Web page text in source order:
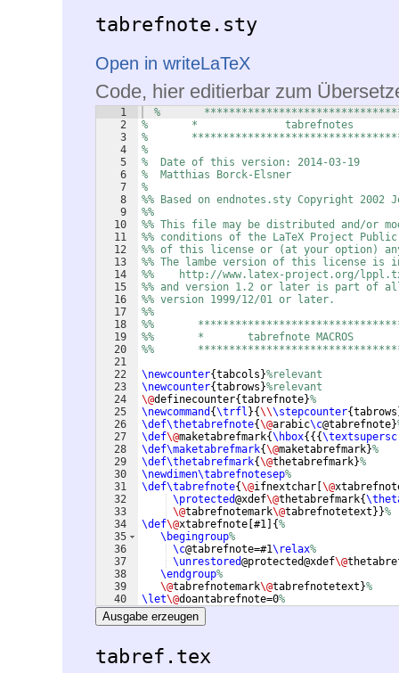
tabrefnote.sty
Open in writeLaTeX
Code, hier editierbar zum
1
2
3
4
5
6
7
8
9
10
11
12
13
14
15
16
17
18
19
20
21
22
23
24
25
26
27
28
29
30
31
32
33
34
35
36
37
38
39
40
41
%
%       *              tabrefnotes
%
%
%  Date of this version: 2014-03-19
%  Matthias Borck-Elsner
%
%% Based on endnotes.sty Copyright 2002
%%
%% This file may be distributed and/or
%% conditions of the LaTeX Project
%% of this license or (at your option)
%% The lambe version of this license is
%%    http://www.latex-project.org/
%% and version 1.2 or later is part of
%% version 1999/12/01 or later.
%%
%%
%%       *       tabrefnote MACROS
%%
\newcounter{tabcols }%relevant
\newcounter{tabrows }%relevant
\@definecounter{tabrefnote}%
\newcommand {\trfl }{\\\stepcounter{tabrows
\def\thetabrefnote{\@arabic\c@tabrefnote}
\def\@maketabrefmark{\hbox{{{
\def\maketabrefmark{\@maketabrefmark}%
\def\thetabrefmark{\@thetabrefmark}%
\newdimen\tabrefnotesep%
\def\tabrefnote{\@ifnextchar \@
\protected@xdef\@thetabrefmark{
\@tabrefnotemark\@tabrefnotetext }}%
\def\@xtabrefnote #1 {%
\begingroup%
\c@tabrefnote=#1\relax%
\unrestored@protected@xdef\@
\endgroup%
\@tabrefnotemark\@tabrefnotetext }%
\let\@doantabrefnote=0%
\let\@endantabrefnote=0
Ausgabe erzeugen
tabref.tex